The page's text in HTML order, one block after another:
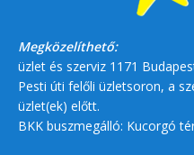
Megközelíthető:
üzlet és szerviz 1171
Pesti úti felőli üzletsoron, a
üzlet(ek) előtt.
BKK buszmegálló: Kucorgó